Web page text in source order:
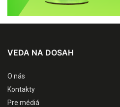
VEDA NA DOSAH
O nás
Kontakty
Pre médiá